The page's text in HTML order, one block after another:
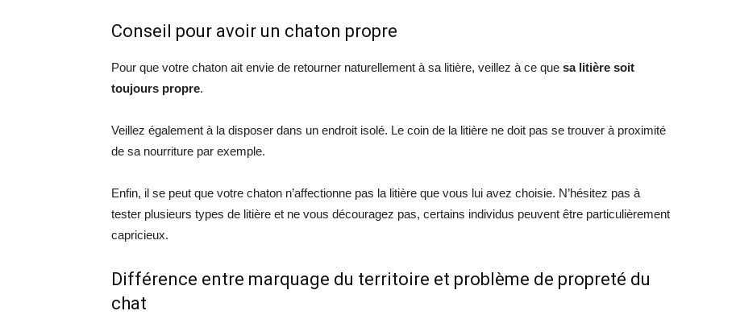
Conseil pour avoir un chaton propre
Pour que votre chaton ait envie de retourner naturellement à sa litière, veillez à ce que sa litière soit
toujours propre.
Veillez également à la disposer dans un endroit isolé. Le coin de la litière ne doit pas se trouver à proximité
de sa nourriture par exemple.
Enfin, il se peut que votre chaton n’affectionne pas la litière que vous lui avez choisie. N’hésitez pas à
tester plusieurs types de litière et ne vous découragez pas, certains individus peuvent être particulièrement
capricieux.
Différence entre marquage du territoire et problème de propreté du
chat